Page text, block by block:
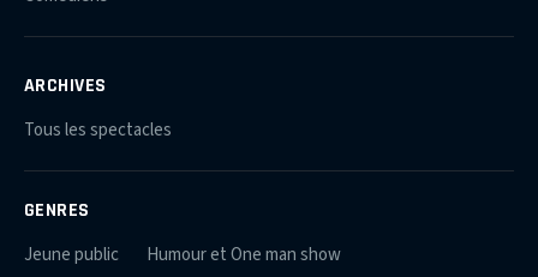
ARCHIVES
Tous les spectacles
GENRES
Jeune public
Humour et One man show